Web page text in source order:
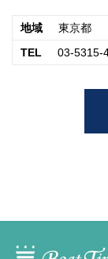
地域 東京都
TEL
03-5315-